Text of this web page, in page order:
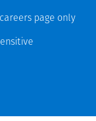
seam
and
dipping,
Thiess
careers page only